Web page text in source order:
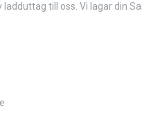
till oss. Vi lagar din